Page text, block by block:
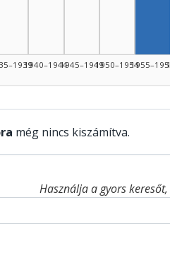
1940–19441945–19491950–1954
még nincs kiszámítva.
Használja a gyors